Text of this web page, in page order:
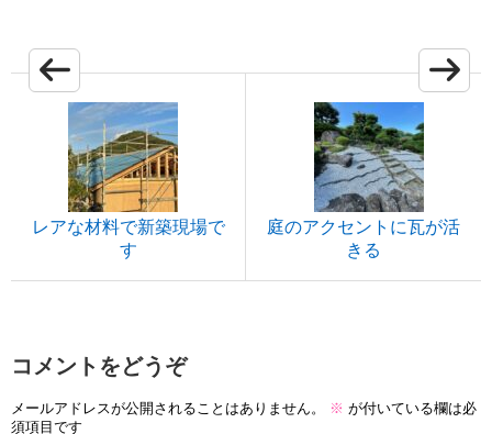
レアな材料で新築現場で
す
庭のアクセントに瓦が活
きる
コメントをどうぞ
メールアドレスが公開されることはありません。 ※ が付いている欄は必
須項目です